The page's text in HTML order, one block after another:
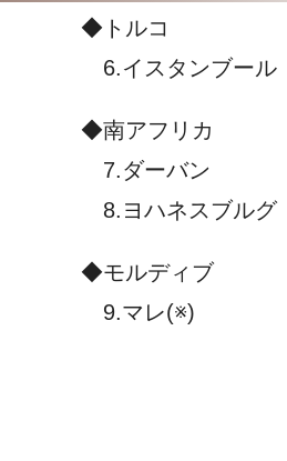
◆トルコ
6.イスタンブール
◆南アフリカ
7.ダーバン
8.ヨハネスブルグ
◆モルディブ
9.マレ(※)